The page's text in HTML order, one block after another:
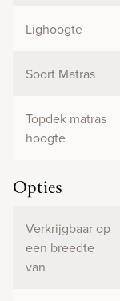
Lighoogte
Soort Matras
Topdek matras
hoogte
Opties
Verkrijgbaar op
een breedte
van